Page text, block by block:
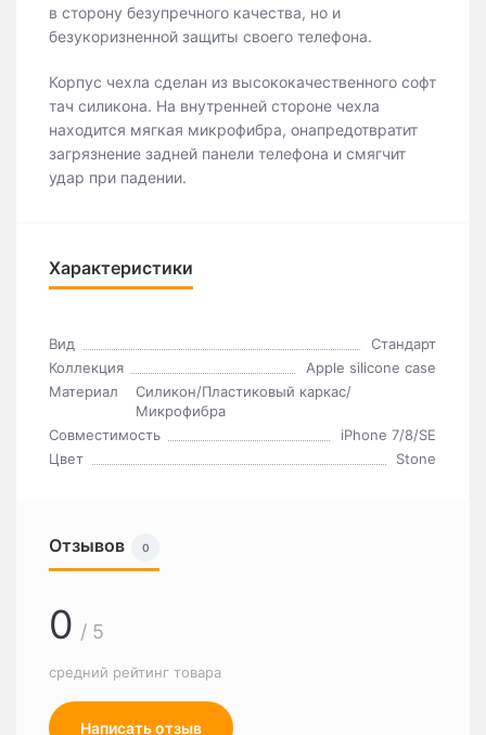
в сторону безупречного качества, но и
безукоризненной защиты своего телефона.
Корпус чехла сделан из высококачественного софт
тач силикона. На внутренней стороне чехла
находится мягкая микрофибра, онапредотвратит
загрязнение задней панели телефона и смягчит
удар при падении.
Характеристики
Вид
Стандарт
Коллекция
Apple silicone case
Материал
Силикон/Пластиковый каркас/
Микрофибра
Совместимость
iPhone 7/8/SE
Цвет
Stone
Отзывов 0
0 / 5
средний рейтинг товара
Написать отзыв